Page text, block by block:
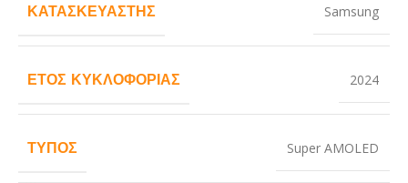
ΚΑΤΑΣΚΕΥΑΣΤΉΣ Samsung
ΈΤΟΣ ΚΥΚΛΟΦΟΡΊΑΣ 2024
ΤΎΠΟΣ Super AMOLED